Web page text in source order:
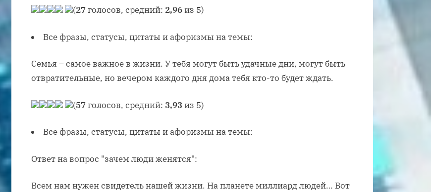
(27голосов, средний: 2,96из 5)
Все фразы, статусы, цитаты и афоризмы на темы:
Семья – самое важное в жизни. У тебя могут быть удачные дни, могут быть
отвратительные, но вечером каждого дня дома тебя кто-то будет ждать.
(57голосов, средний: 3,93 из 5)
Все фразы, статусы, цитаты и афоризмы на темы:
Ответ на вопрос "зачем люди женятся":
Всем нам нужен свидетель нашей жизни. На планете миллиард людей… Вот